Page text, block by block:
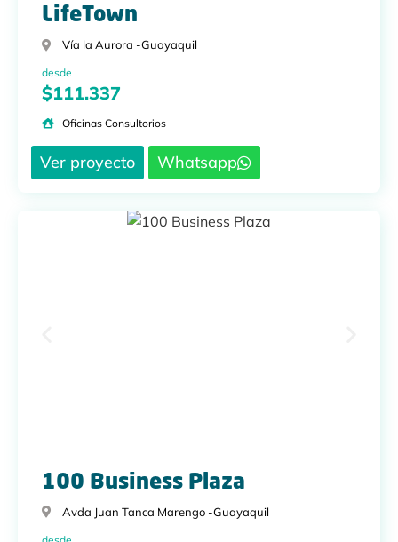
LifeTown
Vía la Aurora -Guayaquil
desde
$111.337
Oficinas Consultorios
Ver proyecto Whatsapp
100 Business Plaza
Avda Juan Tanca Marengo -Guayaquil